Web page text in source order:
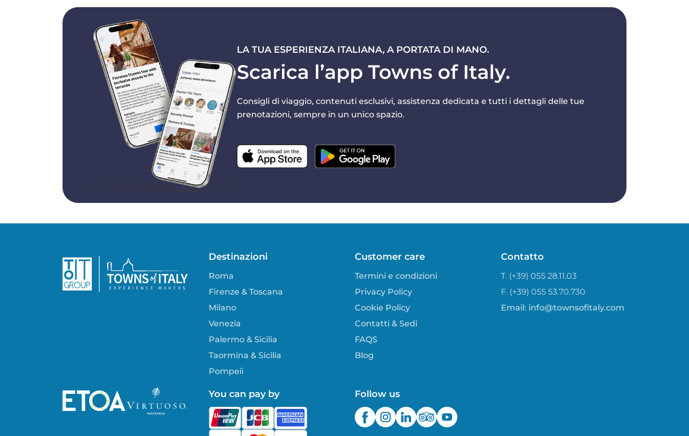
LA TUA ESPERIENZA ITALIANA, A PORTATA DI MANO.
Scarica l’app Towns of Italy.
Consigli di viaggio, contenuti esclusivi, assistenza dedicata e tutti i dettagli delle tue
prenotazioni, sempre in un unico spazio.
Destinazioni
Roma
Firenze & Toscana
Milano
Venezia
Palermo & Sicilia
Taormina & Sicilia
Pompeii
Customer care
Termini e condizioni
Privacy Policy
Cookie Policy
Contatti & Sedi
FAQS
Blog
Contatto
T. (+39) 055 28.11.03
F. (+39) 055 53.70.730
Email: info@townsofitaly.com
You can pay by Follow us